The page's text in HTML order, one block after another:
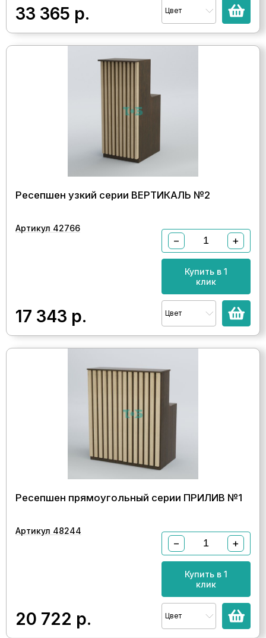
33 365 р. Цвет
Ресепшен узкий серии ВЕРТИКАЛЬ №2
Артикул 42766
17 343 р.
− +
Купить в 1
клик
Цвет
Ресепшен прямоугольный серии ПРИЛИВ №1
Артикул 48244
20 722 р.
− +
Купить в 1
клик
Цвет